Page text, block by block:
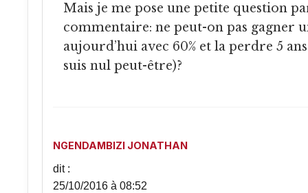
Mais je me pose une petite question
commentaire: ne peut-on pas gagner
aujourd’hui avec 60% et la perdre 5
suis nul peut-être)?
NGENDAMBIZI JONATHAN
dit :
25/10/2016 à 08:52